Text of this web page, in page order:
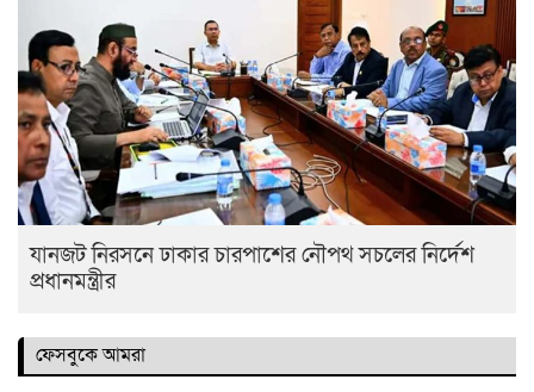
যানজট নিরসনে ঢাকার চারপাশের নৌপথ সচলের নির্দেশ
প্রধানমন্ত্রীর
ফেসবুকে আমরা